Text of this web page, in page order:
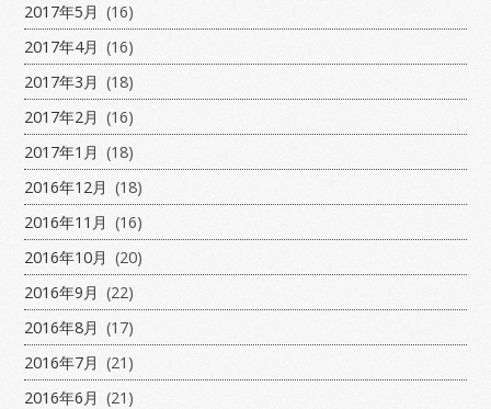
2017年5月 (16)
2017年4月 (16)
2017年3月 (18)
2017年2月 (16)
2017年1月 (18)
2016年12月 (18)
2016年11月 (16)
2016年10月 (20)
2016年9月 (22)
2016年8月 (17)
2016年7月 (21)
2016年6月 (21)